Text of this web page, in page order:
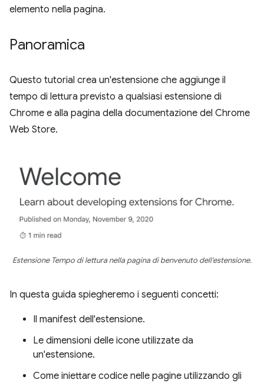
elemento nella pagina.
Panoramica
Questo tutorial crea un'estensione che aggiunge il
tempo di lettura previsto a qualsiasi estensione di
Chrome e alla pagina della documentazione del Chrome
Web Store.
Estensione Tempo di lettura nella pagina di benvenuto dell'estensione.
In questa guida spiegheremo i seguenti concetti:
Il manifest dell'estensione.
Le dimensioni delle icone utilizzate da
un'estensione.
Come iniettare codice nelle pagine utilizzando gli